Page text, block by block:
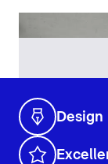
Design